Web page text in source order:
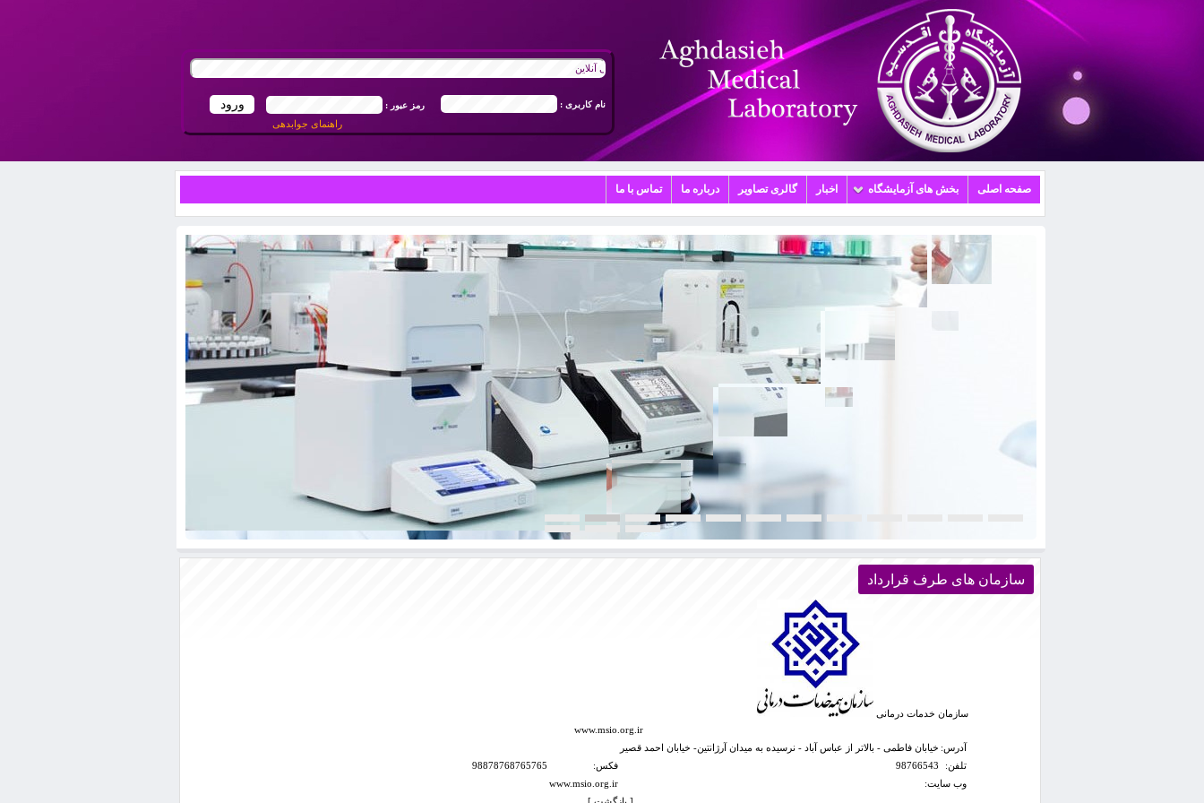
ورود به سیستم جوابدهی آنلاین
نام کاربری : رمز عبور :
راهنمای جوابدهی
صفحه اصلی بخش های آزمایشگاه اخبار گالری تصاویر درباره ما تماس با ما
سازمان های طرف قرارداد
سازمان خدمات درمانی
www.msio.org.ir
آدرس: خیابان فاطمی - بالاتر از عباس آباد - نرسیده به میدان آرژانتین- خیابان احمد قصیر
تلفن:
98766543 فکس:
98878768765765
وب سایت:
www.msio.org.ir
[ بازگشت ]